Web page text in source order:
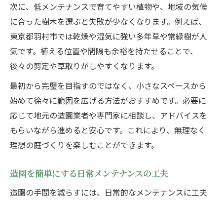
草取り不要を目指す造園の知恵と方法
簡単に続けられる造園の時短メソッド
剪定や水やりをラクにする造園の工夫
毎日手軽にできる造園の管理テクニック
造園のプロがすすめる簡単美化アイデア
季節感を取り入れた造園の美化ポイント
手軽に始める造園で庭の印象をアップ
造園で取り入れたいナチュラルガーデン術
自宅の景観を保つ簡単造園アイデア集
造園で簡単にできる景観維持の工夫
次に、低メンテナンスで育てやすい植物や、地域の気候
に合った樹木を選ぶと失敗が少なくなります。例えば、
東京都羽村市では乾燥や湿気に強い多年草や常緑樹が人
気です。植える位置や間隔も余裕を持たせることで、
後々の剪定や草取りがしやすくなります。
最初から完璧を目指すのではなく、小さなスペースから
始めて徐々に範囲を広げる方法がおすすめです。必要に
応じて地元の造園業者や専門家に相談し、アドバイスを
もらいながら進めると安心です。これにより、無理なく
理想の庭づくりを楽しむことができます。
造園を簡単にする日常メンテナンスの工夫
造園の手間を減らすには、日常的なメンテナンスに工夫